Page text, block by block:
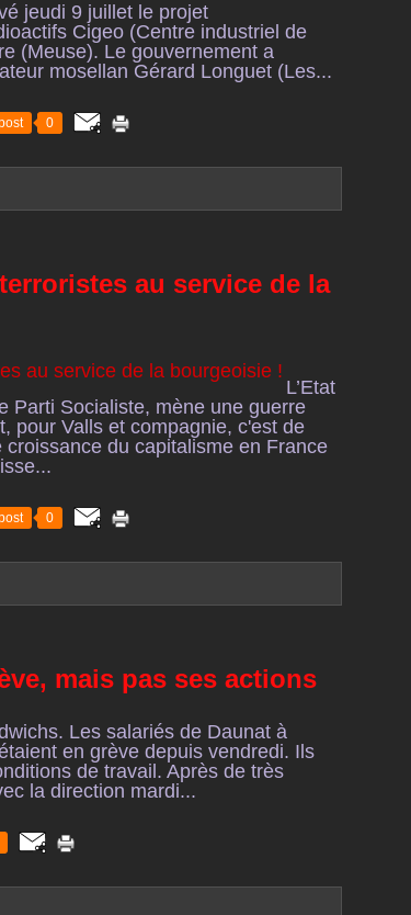
jeudi 9 juillet le projet
Cigeo (Centre industriel de
(Meuse). Le gouvernement a
mosellan Gérard Longuet (Les...
0
au service de la
L’Etat
Parti Socialiste, mène une guerre
pour Valls et compagnie, c'est de
du capitalisme en France
0
mais pas ses actions
Les salariés de Daunat à
en grève depuis vendredi. Ils
de travail. Après de très
la direction mardi...